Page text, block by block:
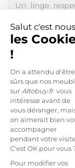
Salut c'est
les
!
On a attendu d'être
sûrs que nos
surAltobuy.frvous
intéresse avant de
vous déranger,
on aimerait bien
accompagner
pendant votre
C'est OK pour vous
Pour modifier vos
Un linge
douillet qui
votre
coton, légère,
gagne en
Fabrication
de bonnet :
Dimensions :
Entretien
similaires,
Salon, Art de
de maison